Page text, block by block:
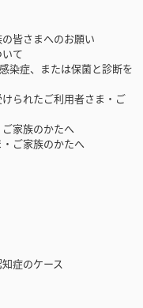
皆さまへのお願い
て
染症、または保菌と診断を
られたご利用者さま・ご
家族のかたへ
ご家族のかたへ
症のケース